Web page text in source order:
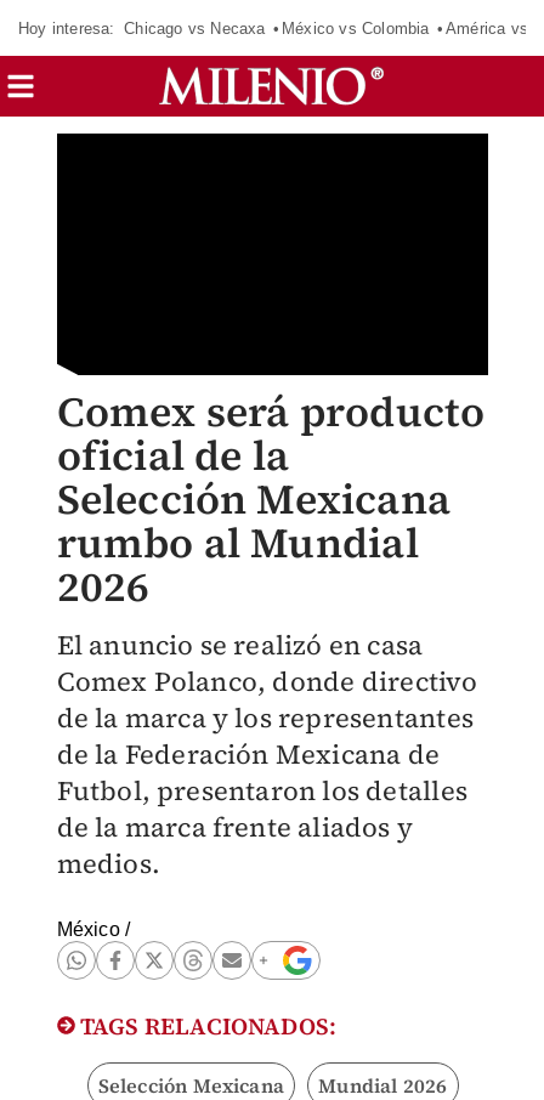
Hoy interesa: Chicago vs Necaxa México vs Colombia América vs
Comex será producto
oficial de la
Selección Mexicana
rumbo al Mundial
2026
El anuncio se realizó en casa
Comex Polanco, donde directivo
de la marca y los representantes
de la Federación Mexicana de
Futbol, presentaron los detalles
de la marca frente aliados y
medios.
México/
TAGS RELACIONADOS:
Selección Mexicana Mundial 2026